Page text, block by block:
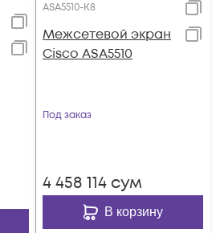
ASA5510-K8
Межсетевой экран
Cisco ASA5510
Под заказ
4 458 114 сум
В корзину